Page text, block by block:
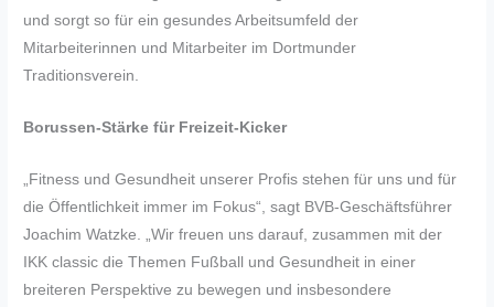
und sorgt so für ein gesundes Arbeitsumfeld der
Mitarbeiterinnen und Mitarbeiter im Dortmunder
Traditionsverein.
Borussen-Stärke für Freizeit-Kicker
„Fitness und Gesundheit unserer Profis stehen für uns und für
die Öffentlichkeit immer im Fokus“, sagt BVB-Geschäftsführer
Joachim Watzke. „Wir freuen uns darauf, zusammen mit der
IKK classic die Themen Fußball und Gesundheit in einer
breiteren Perspektive zu bewegen und insbesondere